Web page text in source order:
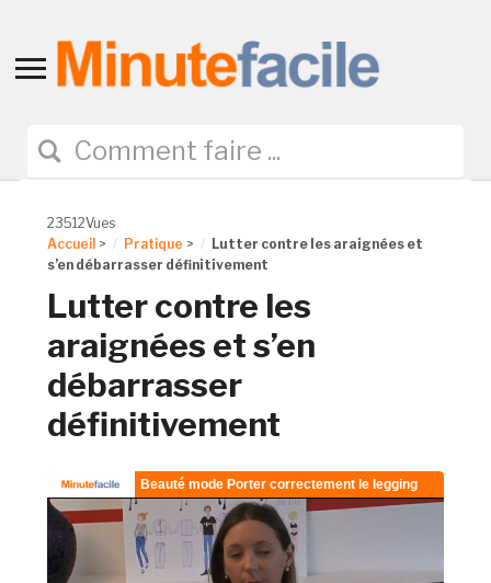
Toggle
navigation
23512Vues
Accueil > Pratique >
Lutter contre les araignées et
s’en débarrasser définitivement
Lutter contre les
araignées et s’en
débarrasser
définitivement